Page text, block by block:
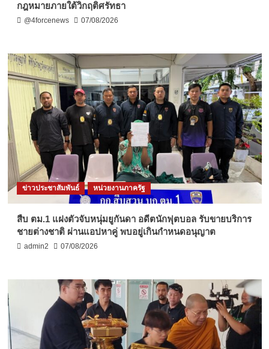
กฎหมายภายใต้วิกฤติศรัทธา
@4forcenews 07/08/2026
ข่าวประชาสัมพันธ์ หน่วยงานภาครัฐ
สืบ ตม.1 แฝงตัวจับหนุ่มยูกันดา อดีตนักฟุตบอล รับขายบริการ
ชายต่างชาติ ผ่านแอปหาคู่ พบอยู่เกินกำหนดอนุญาต
admin2 07/08/2026